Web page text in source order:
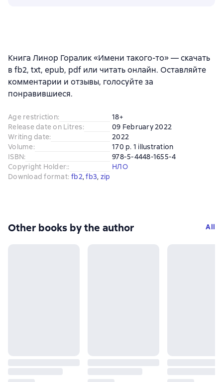
Книга Линор Горалик «Имени такого-то» — скачать
в fb2, txt, epub, pdf или читать онлайн. Оставляйте
комментарии и отзывы, голосуйте за
понравившиеся.
Age restriction:
18+
Release date on Litres:
09 February 2022
Writing date:
2022
Volume:
170 p. 1 illustration
ISBN:
978-5-4448-1655-4
Copyright Holder::
НЛО
Download format: fb2, fb3, zip
Other books by the author All